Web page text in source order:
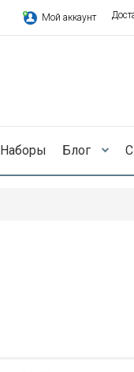
Мой аккаунт
Наборы Блог